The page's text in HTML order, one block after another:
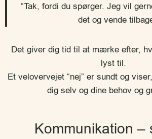
“Tak, fordi du spørger. Jeg vil
det og vende
Det giver dig tid til at mærke efter,
lyst til.
Et velovervejet “nej” er sundt og
dig selv og dine behov og
Kommunikation –